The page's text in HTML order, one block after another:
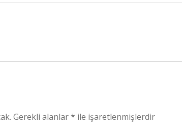
Gerekli alanlar* ile işaretlenmişlerdir